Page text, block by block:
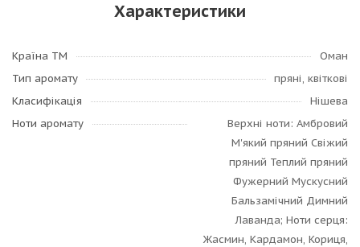
Характеристики
Країна ТМ
Оман
Тип аромату
пряні, квіткові
Класифікація
Нішева
Ноти аромату
Верхні ноти: Амбровий
М'який пряний Свіжий
пряний Теплий пряний
Фужерний Мускусний
Бальзамічний Димний
Лаванда; Ноти серця:
Жасмин, Кардамон, Кориця,